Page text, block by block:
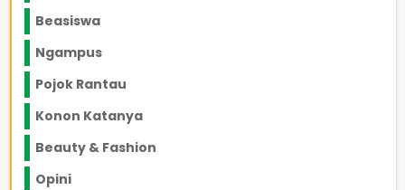
Beasiswa
Ngampus
Pojok Rantau
Konon Katanya
Beauty & Fashion
Opini